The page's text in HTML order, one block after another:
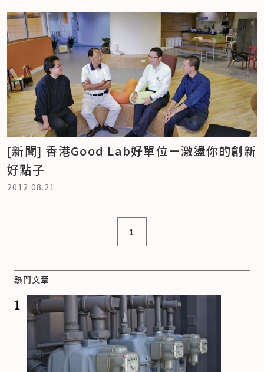
[新聞] 香港Good Lab好單位－激盪你的創新
好點子
2012.08.21
1
熱門文章
1